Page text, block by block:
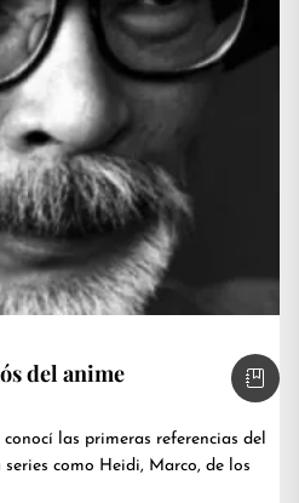
del anime
las primeras referencias del
como Heidi, Marco, de los